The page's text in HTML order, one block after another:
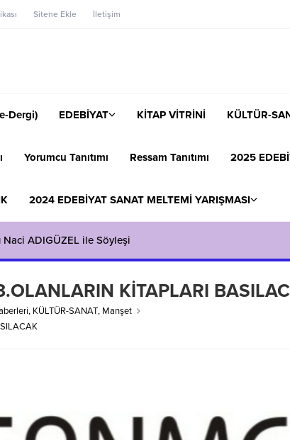
Sitene Ekle İletişim
Dergi) EDEBİYAT KİTAP VİTRİNİ KÜLTÜR-
Yorumcu Tanıtımı Ressam Tanıtımı 2025
2024 EDEBİYAT SANAT MELTEMİ YARIŞMASI
Naci ADIGÜZEL ile Söyleşi
KİTAPLARI
, KÜLTÜR-SANAT, Manşet